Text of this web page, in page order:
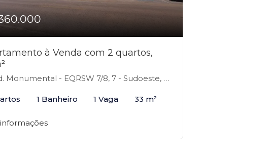
à Venda com 2 quartos,
Monumental - EQRSW 7/8, 7 - Sudoeste, Brasília-DF
1 Banheiro 1 Vaga 33 m²